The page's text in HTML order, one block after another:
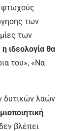
φτωχούς
των
των
η ιδεολογία θα
του», «Να
δυτικών λαών
βλέπει